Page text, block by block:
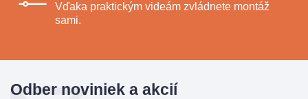
Vďaka praktickým videám zvládnete montáž
sami.
Odber noviniek a akcií